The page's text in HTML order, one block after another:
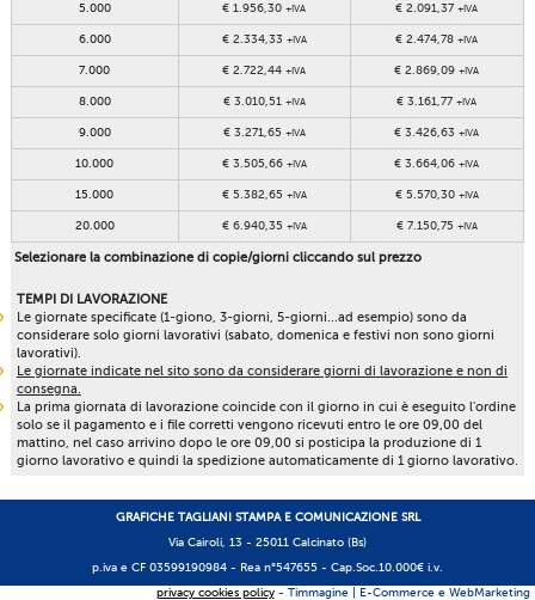
5.000 € 1.956,30+IVA € 2.091,37+IVA
6.000 € 2.334,33 +IVA € 2.474,78+IVA
7.000 € 2.722,44+IVA € 2.869,09+IVA
8.000 € 3.010,51 +IVA € 3.161,77+IVA
9.000 € 3.271,65 +IVA € 3.426,63+IVA
10.000 € 3.505,66 +IVA € 3.664,06+IVA
15.000 € 5.382,65 +IVA € 5.570,30 +IVA
20.000 € 6.940,35 +IVA € 7.150,75 +IVA
Selezionare la combinazione di copie/giorni cliccando sul prezzo
TEMPI DI LAVORAZIONE
Le giornate specificate (1-giono, 3-giorni, 5-giorni...ad esempio) sono da
considerare solo giorni lavorativi (sabato, domenica e festivi non sono giorni
lavorativi).
Le giornate indicate nel sito sono da considerare giorni di lavorazione e non di
consegna.
La prima giornata di lavorazione coincide con il giorno in cui è eseguito l'ordine
solo se il pagamento e i file corretti vengono ricevuti entro le ore 09,00 del
mattino, nel caso arrivino dopo le ore 09,00 si posticipa la produzione di 1
giorno lavorativo e quindi la spedizione automaticamente di 1 giorno lavorativo.
GRAFICHE TAGLIANI STAMPA E COMUNICAZIONE SRL
Via Cairoli, 13 - 25011 Calcinato (Bs)
p.iva e CF 03599190984 - Rea n°547655 - Cap.Soc.10.000€ i.v.
privacy cookies policy- Timmagine | E-Commerce e WebMarketing